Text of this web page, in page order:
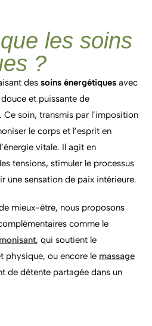
les soins
?
des soins énergétiques avec
et puissante de
soin, transmis par l’imposition
le corps et l’esprit en
vitale. Il agit en
tensions, stimuler le processus
une sensation de paix intérieure.
mieux-être, nous proposons
comme le
, qui soutient le
physique, ou encore le massage
de détente partagée dans un